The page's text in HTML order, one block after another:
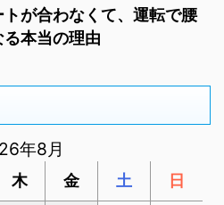
トが合わなくて、運転で腰
る本当の理由
年8月
木 金 土 日